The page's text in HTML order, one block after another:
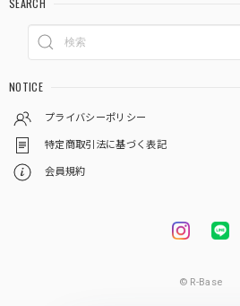
NOTICE
プライバシーポリシー
特定商取引法に基づく表記
会員規約
© R-Base